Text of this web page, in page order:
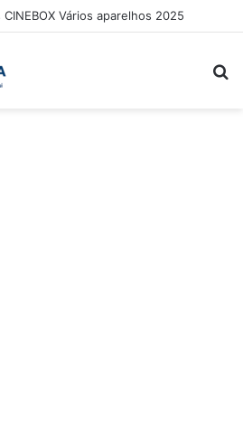
Vários aparelhos 2025